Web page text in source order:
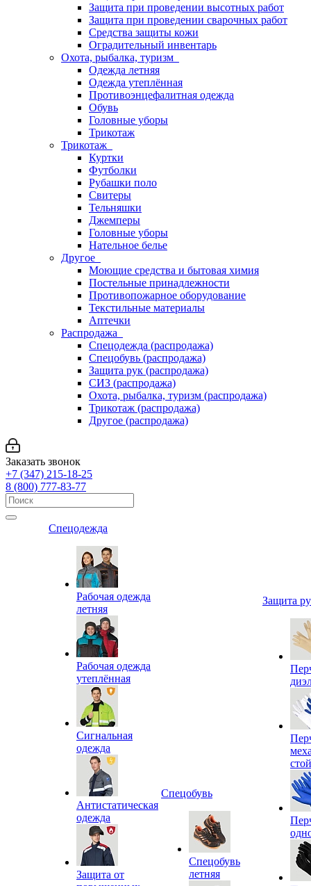
Защита при проведении высотных работ
Защита при проведении сварочных работ
Средства защиты кожи
Оградительный инвентарь
Охота, рыбалка, туризм
Одежда летняя
Одежда утеплённая
Противоэнцефалитная одежда
Обувь
Головные уборы
Трикотаж
Трикотаж
Куртки
Футболки
Рубашки поло
Свитеры
Тельняшки
Джемперы
Головные уборы
Нательное белье
Другое
Моющие средства и бытовая химия
Постельные принадлежности
Противопожарное оборудование
Текстильные материалы
Аптечки
Распродажа
Спецодежда (распродажа)
Спецобувь (распродажа)
Защита рук (распродажа)
СИЗ (распродажа)
Охота, рыбалка, туризм (распродажа)
Трикотаж (распродажа)
Другое (распродажа)
Заказать звонок
+7 (347) 215-18-25
8 (800) 777-83-77
Спецодежда
Рабочая одежда
летняя
Рабочая одежда
утеплённая
Сигнальная
одежда
Антистатическая
одежда
Защита от
Спецобувь
Спецобувь
летняя
Защита